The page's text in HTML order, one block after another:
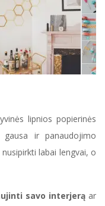
lipnios popierinės
ir panaudojimo
labai lengvai, o
savo interjerą ar